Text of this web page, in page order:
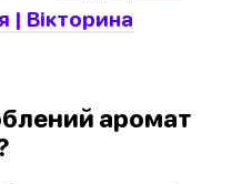
| Вікторина
аромат